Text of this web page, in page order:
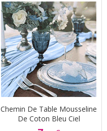
Chemin De Table Mousseline
De Coton Bleu Ciel